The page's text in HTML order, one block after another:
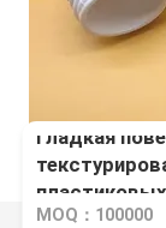
Гладкая
MOQ：100000